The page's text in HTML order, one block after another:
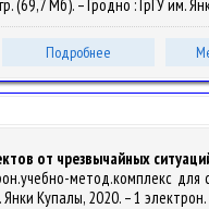
(69,7 Мб). – Гродно : ГрГУ им.
Подробнее
от чрезвычайных
метод.комплекс
Янки Купалы, 2020. – 1